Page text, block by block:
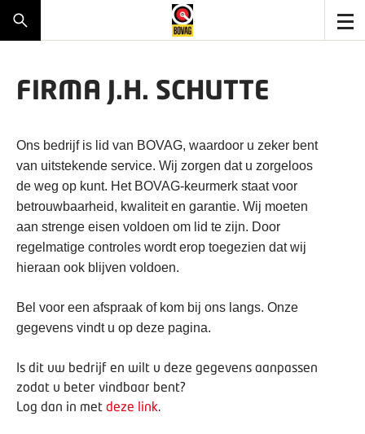
FIRMA J.H. SCHUTTE
Ons bedrijf is lid van BOVAG, waardoor u zeker bent
van uitstekende service. Wij zorgen dat u zorgeloos
de weg op kunt. Het BOVAG-keurmerk staat voor
betrouwbaarheid, kwaliteit en garantie. Wij moeten
aan strenge eisen voldoen om lid te zijn. Door
regelmatige controles wordt erop toegezien dat wij
hieraan ook blijven voldoen.
Bel voor een afspraak of kom bij ons langs. Onze
gegevens vindt u op deze pagina.
Is dit uw bedrijf en wilt u deze gegevens aanpassen
zodat u beter vindbaar bent?
Log dan in met deze link.